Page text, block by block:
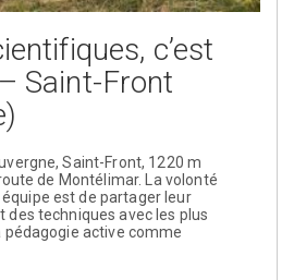
c’est
Saint-Front
Saint-Front, 1220 m
de Montélimar. La volonté
est de partager leur
des techniques avec les plus
active comme